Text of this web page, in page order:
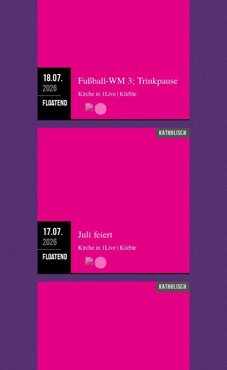
18.07.
2026
floatend
Fußball-WM 3; Trinkpause
Kirche in 1Live | Kürble
katholisch
17.07.
2026
floatend
Juli feiert
Kirche in 1Live | Kürble
katholisch